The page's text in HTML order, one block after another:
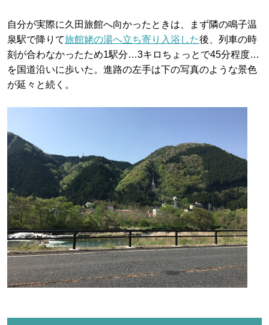
自分が実際に久田旅館へ向かったときは、まず隣の鳴子温
泉駅で降りて旅館姥の湯へ立ち寄り入浴した後、列車の時
刻が合わなかったため1駅分…3キロちょっとで45分程度…
を国道沿いに歩いた。進路の左手は下の写真のような景色
が延々と続く。